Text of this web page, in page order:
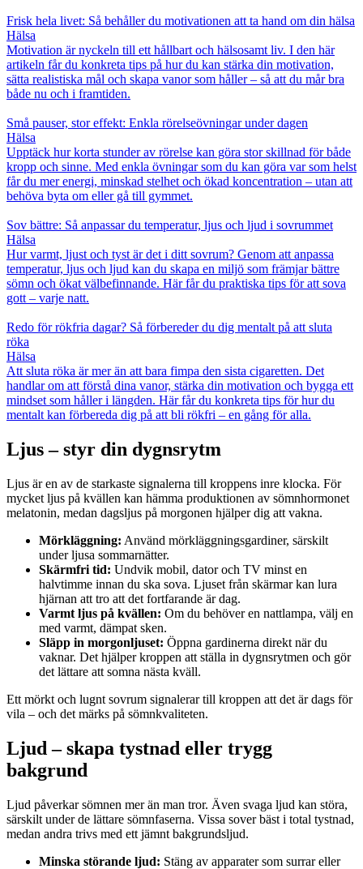
Frisk hela livet: Så behåller du motivationen att ta hand om din hälsa
Hälsa
Motivation är nyckeln till ett hållbart och hälsosamt liv. I den här
artikeln får du konkreta tips på hur du kan stärka din motivation,
sätta realistiska mål och skapa vanor som håller – så att du mår bra
både nu och i framtiden.
Små pauser, stor effekt: Enkla rörelseövningar under dagen
Hälsa
Upptäck hur korta stunder av rörelse kan göra stor skillnad för både
kropp och sinne. Med enkla övningar som du kan göra var som helst
får du mer energi, minskad stelhet och ökad koncentration – utan att
behöva byta om eller gå till gymmet.
Sov bättre: Så anpassar du temperatur, ljus och ljud i sovrummet
Hälsa
Hur varmt, ljust och tyst är det i ditt sovrum? Genom att anpassa
temperatur, ljus och ljud kan du skapa en miljö som främjar bättre
sömn och ökat välbefinnande. Här får du praktiska tips för att sova
gott – varje natt.
Redo för rökfria dagar? Så förbereder du dig mentalt på att sluta
röka
Hälsa
Att sluta röka är mer än att bara fimpa den sista cigaretten. Det
handlar om att förstå dina vanor, stärka din motivation och bygga ett
mindset som håller i längden. Här får du konkreta tips för hur du
mentalt kan förbereda dig på att bli rökfri – en gång för alla.
Ljus – styr din dygnsrytm
Ljus är en av de starkaste signalerna till kroppens inre klocka. För
mycket ljus på kvällen kan hämma produktionen av sömnhormonet
melatonin, medan dagsljus på morgonen hjälper dig att vakna.
Mörkläggning: Använd mörkläggningsgardiner, särskilt
under ljusa sommarnätter.
Skärmfri tid: Undvik mobil, dator och TV minst en
halvtimme innan du ska sova. Ljuset från skärmar kan lura
hjärnan att tro att det fortfarande är dag.
Varmt ljus på kvällen: Om du behöver en nattlampa, välj en
med varmt, dämpat sken.
Släpp in morgonljuset: Öppna gardinerna direkt när du
vaknar. Det hjälper kroppen att ställa in dygnsrytmen och gör
det lättare att somna nästa kväll.
Ett mörkt och lugnt sovrum signalerar till kroppen att det är dags för
vila – och det märks på sömnkvaliteten.
Ljud – skapa tystnad eller trygg
bakgrund
Ljud påverkar sömnen mer än man tror. Även svaga ljud kan störa,
särskilt under de lättare sömnfaserna. Vissa sover bäst i total tystnad,
medan andra trivs med ett jämnt bakgrundsljud.
Minska störande ljud: Stäng av apparater som surrar eller